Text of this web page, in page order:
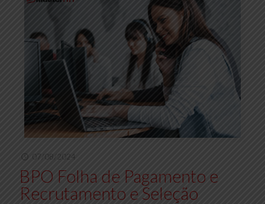
07/08/2024
BPO Folha de Pagamento e
Recrutamento e Seleção